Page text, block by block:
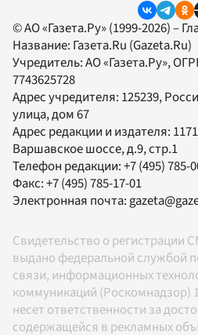
© АО «Газета.Ру» (1999-2026) –
Название: Газета.Ru (Gazeta.Ru)
Учредитель:АО «Газета.Ру»,
7743625728
Адрес учредителя: 125239,
улица, дом 67
Адрес редакции и издателя:
Варшавское шоссе, д.9, стр.1
Телефон редакции:+7 (495) 785-
Факс:+7 (495) 785-17-01
Электронная почта:
Свидетельство о регистрации
выдано федеральной службой
связи, информационных
коммуникаций (Роскомнадзор)
несет ответственности за
содержащейся в рекламных